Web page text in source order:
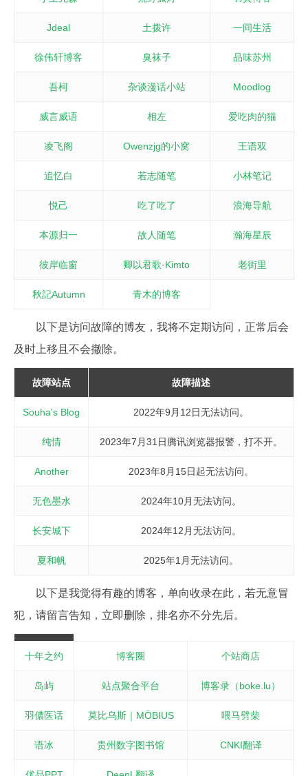
Jdeal 土拨许 一间生活
徐伟轩博客 臭袜子 品味苏州
吾柯 杂谈漫话小站 Moodlog
威言威语 相左 爱吃肉的猫
凌飞阁 Owenzjg的小窝 王语双
追忆白 若志随笔 小林笔记
悦己 吃了吃了 浪海导航
本源归一 故人随笔 瀚海星辰
彼岸临窗 卿以君歌·Kimto 老街里
秋記Autumn 青木的博客
以下是访问故障的博友，我将不定期访问，正常后会
及时上移且不会撤除。
故障站点 故障描述
Souha's Blog 2022年9月12日无法访问。
纯情 2023年7月31日腾讯浏览器报警，打不开。
Another 2023年8月15日起无法访问。
无色墨水 2024年10月无法访问。
长安城下 2024年12月无法访问。
夏和帆 2025年1月无法访问。
以下是我觉得有趣的博客，单向收录在此，若无意冒
犯，请留言告知，立即删除，排名亦不分先后。
十年之约 博客圈 个站商店
岛屿 站点聚合平台 博客录（boke.lu）
羽儂医话 莫比乌斯｜MÖBIUS 喂马劈柴
语冰 贵州数字图书馆 CNKI翻译